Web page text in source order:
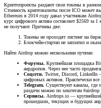
Криптопроекты раздают свои токены в
Стоимость криптовалюты после ICO может
Ethereum в 2014 году давал участникам
курс цифрового актива составляет $2569 за
не получают. Причины две:
Токены не проходят листинг на
Блокчейн-стартап не заплатил и
Найти Airdrop можно несколькими путями:
Форумы. Крупнейшая площадка
аирдропов. Через нее часто
Соцсети. Twitter, Discord, LinkedIn
цифровых активов. Практически все
Telegram. Существуют каналы, где
раздачи можно по хештегам #airdrop
Сервисы. Airdrops.io — крупнейший
прошедших, текущих и будущих